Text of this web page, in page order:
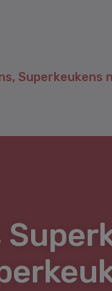
Superkeukens